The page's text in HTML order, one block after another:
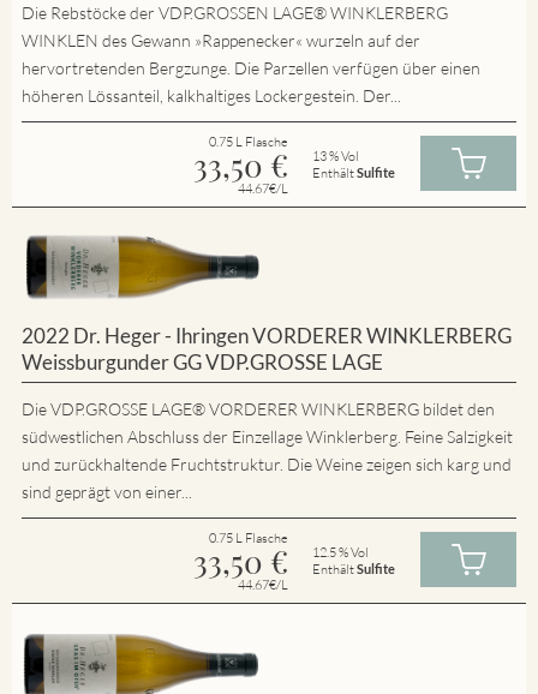
Die Rebstöcke der VDP.GROSSEN LAGE® WINKLERBERG
WINKLEN des Gewann »Rappenecker« wurzeln auf der
hervortretenden Bergzunge. Die Parzellen verfügen über einen
höheren Lössanteil, kalkhaltiges Lockergestein. Der...
0.75 L Flasche
33,50 €
44.67€/L
13 % Vol
EnthältSulfite
2022 Dr. Heger - Ihringen VORDERER WINKLERBERG
Weissburgunder GG VDP.GROSSE LAGE
Die VDP.GROSSE LAGE® VORDERER WINKLERBERG bildet den
südwestlichen Abschluss der Einzellage Winklerberg. Feine Salzigkeit
und zurückhaltende Fruchtstruktur. Die Weine zeigen sich karg und
sind geprägt von einer...
0.75 L Flasche
33,50 €
44.67€/L
12.5 % Vol
EnthältSulfite